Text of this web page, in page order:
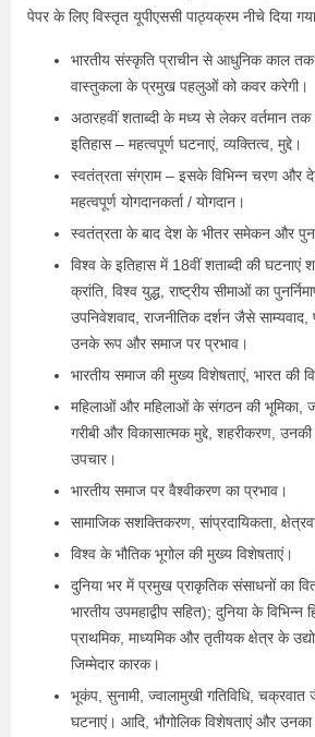
पेपर के लिए विस्तृत यूपीएससी पाठ्यक्रम नीचे दिया
भारतीय संस्कृति प्राचीन से आधुनिक काल
वास्तुकला के प्रमुख पहलुओं को कवर करेगी।
अठारहवीं शताब्दी के मध्य से लेकर वर्तमान
इतिहास – महत्वपूर्ण घटनाएं, व्यक्तित्व, मुद्दे।
स्वतंत्रता संग्राम – इसके विभिन्न चरण और
महत्वपूर्ण योगदानकर्ता / योगदान।
स्वतंत्रता के बाद देश के भीतर समेकन और
विश्व के इतिहास में 18वीं शताब्दी की घटनाएं
क्रांति, विश्व युद्ध, राष्ट्रीय सीमाओं का
उपनिवेशवाद, राजनीतिक दर्शन जैसे
उनके रूप और समाज पर प्रभाव।
भारतीय समाज की मुख्य विशेषताएं, भारत की
महिलाओं और महिलाओं के संगठन की भूमिका,
गरीबी और विकासात्मक मुद्दे, शहरीकरण,
उपचार।
भारतीय समाज पर वैश्वीकरण का प्रभाव।
सामाजिक सशक्तिकरण, सांप्रदायिकता,
विश्व के भौतिक भूगोल की मुख्य विशेषताएं।
दुनिया भर में प्रमुख प्राकृतिक संसाधनों का
भारतीय उपमहाद्वीप सहित); दुनिया के विभिन्न
प्राथमिक, माध्यमिक और तृतीयक क्षेत्र के
जिम्मेदार कारक।
भूकंप, सुनामी, ज्वालामुखी गतिविधि, चक्रवात
घटनाएं। आदि, भौगोलिक विशेषताएं और उनका